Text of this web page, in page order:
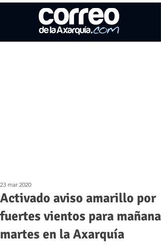
Activado aviso amarillo por
fuertes vientos para mañana
martes en la Axarquía
23 mar 2020